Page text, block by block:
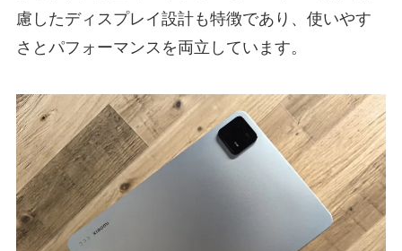
慮したディスプレイ設計も特徴であり、使いやす
さとパフォーマンスを両立しています。